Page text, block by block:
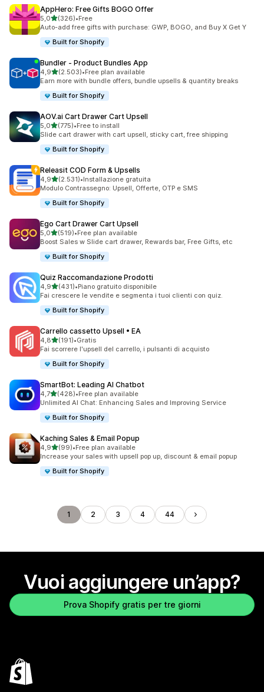
AppHero: Free Gifts BOGO Offer
5,0stelle su 5
(326)
326 recensioni totali
•Free
Auto-add free gifts with purchase: GWP, BOGO, and Buy X Get Y
Built for Shopify
Bundler ‑ Product Bundles App
4,9stelle su 5
(2.503)
2503 recensioni totali
•Free plan available
Earn more with bundle offers, bundle upsells & quantity breaks
Built for Shopify
AOV.ai Cart Drawer Cart Upsell
5,0stelle su 5
(775)
775 recensioni totali
•Free to install
Slide cart drawer with cart upsell, sticky cart, free shipping
Built for Shopify
Releasit COD Form & Upsells
4,9stelle su 5
(2.531)
2531 recensioni totali
•Installazione gratuita
Modulo Contrassegno: Upsell, Offerte, OTP e SMS
Built for Shopify
Ego Cart Drawer Cart Upsell
5,0stelle su 5
(519)
519 recensioni totali
•Free plan available
Boost Sales w Slide cart drawer, Rewards bar, Free Gifts, etc
Built for Shopify
Quiz Raccomandazione Prodotti
4,9stelle su 5
(431)
431 recensioni totali
•Piano gratuito disponibile
Fai crescere le vendite e segmenta i tuoi clienti con quiz.
Built for Shopify
Carrello cassetto Upsell • EA
4,8stelle su 5
(191)
191 recensioni totali
•Gratis
Fai scorrere l'upsell del carrello, i pulsanti di acquisto
Built for Shopify
SmartBot: Leading AI Chatbot
4,7stelle su 5
(428)
428 recensioni totali
•Free plan available
Unlimited AI Chat: Enhancing Sales and Improving Service
Built for Shopify
Kaching Sales & Email Popup
4,9stelle su 5
(99)
99 recensioni totali
•Free plan available
Increase your sales with upsell pop up, discount & email popup
Built for Shopify
1 2 3 4 44
Vuoi aggiungere un’app?
Prova Shopify gratis per tre giorni